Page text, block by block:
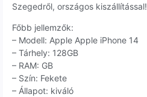
Szegedről, országos kiszállítással!
Főbb jellemzők:
– Modell: Apple Apple iPhone 14
– Tárhely: 128GB
– RAM: GB
– Szín: Fekete
– Állapot: kiváló